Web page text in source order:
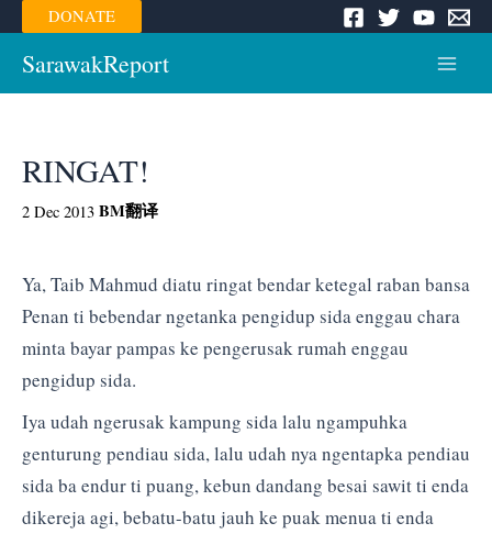
Skip
to
content
DONATE
SarawakReport
RINGAT!
2 Dec 2013 BM翻译
Ya, Taib Mahmud diatu ringat bendar ketegal raban bansa
Penan ti bebendar ngetanka pengidup sida enggau chara
minta bayar pampas ke pengerusak rumah enggau
pengidup sida.
Iya udah ngerusak kampung sida lalu ngampuhka
genturung pendiau sida, lalu udah nya ngentapka pendiau
sida ba endur ti puang, kebun dandang besai sawit ti enda
dikereja agi, bebatu-batu jauh ke puak menua ti enda